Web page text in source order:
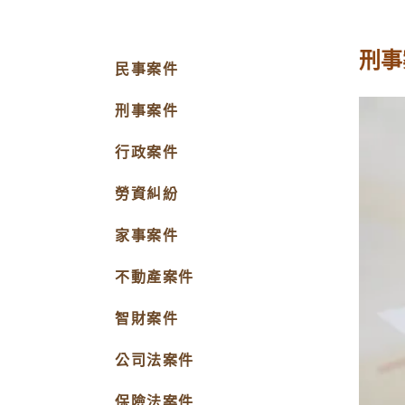
民事案件
刑事案件
行政案件
勞資糾紛
家事案件
不動產案件
智財案件
公司法案件
保險法案件
刑